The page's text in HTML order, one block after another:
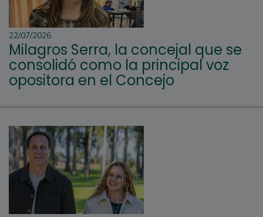
22/07/2026
Milagros Serra, la concejal que se
consolidó como la principal voz
opositora en el Concejo